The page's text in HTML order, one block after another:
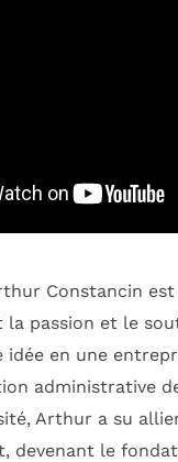
Constancin
la passion et le
en une
administrative
Arthur a su
devenant le